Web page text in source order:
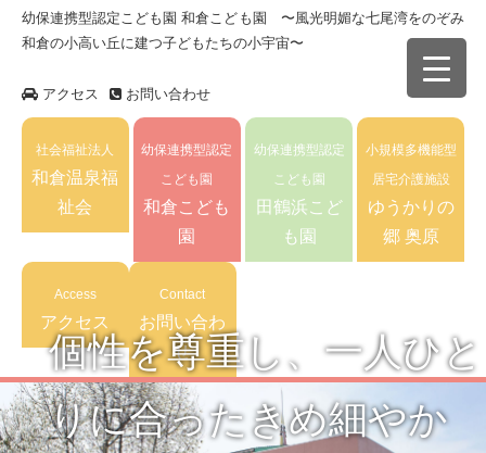
幼保連携型認定こども園 和倉こども園 〜風光明媚な七尾湾をのぞみ
和倉の小高い丘に建つ子どもたちの小宇宙〜
アクセス お問い合わせ
社会福祉法人
和倉温泉福
祉会
幼保連携型認定
こども園
和倉こども
園
幼保連携型認定
こども園
田鶴浜こど
も園
小規模多機能型
居宅介護施設
ゆうかりの
郷 奥原
Access
アクセス
Contact
お問い合わ
せ
個性を尊重し、一人ひと
りに合ったきめ細やか